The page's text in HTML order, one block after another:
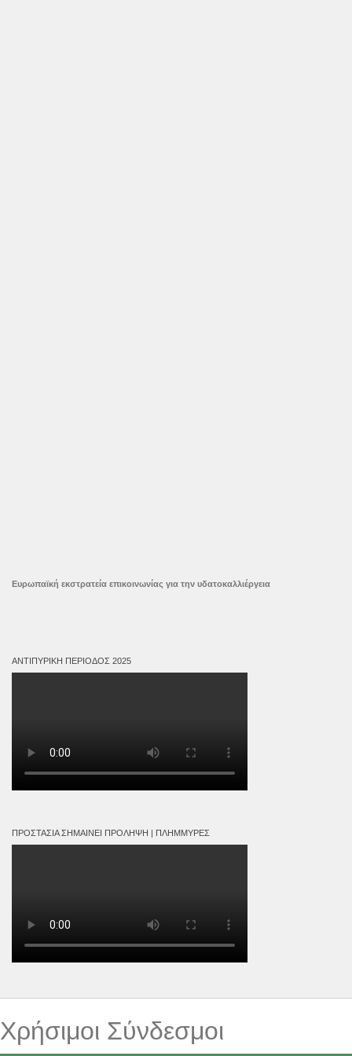
Ευρωπαϊκή εκστρατεία επικοινωνίας για την υδατοκαλλιέργεια
ΑΝΤΙΠΥΡΙΚΉ ΠΕΡΊΟΔΟΣ 2025
ΠΡΟΣΤΑΣΊΑ ΣΗΜΑΊΝΕΙ ΠΡΌΛΗΨΗ | ΠΛΗΜΜΎΡΕΣ
Χρήσιμοι Σύνδεσμοι